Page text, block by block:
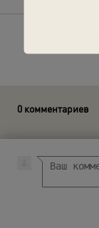
0 комментариев